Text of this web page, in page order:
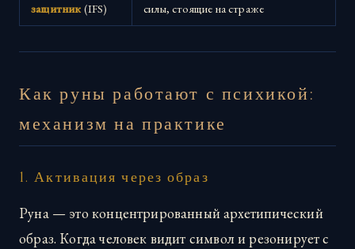
защитник (IFS)
силы, стоящие на страже
Как руны работают с психикой:
механизм на практике
1. Активация через образ
Руна — это концентрированный архетипический
образ. Когда человек видит символ и резонирует с